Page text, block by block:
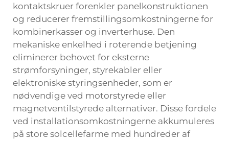
kontaktskruer forenkler panelkonstruktionen
og reducerer fremstillingsomkostningerne for
kombinerkasser og inverterhuse. Den
mekaniske enkelhed i roterende betjening
eliminerer behovet for eksterne
strømforsyninger, styrekabler eller
elektroniske styringsenheder, som er
nødvendige ved motorstyrede eller
magnetventilstyrede alternativer. Disse fordele
ved installationsomkostningerne akkumuleres
på store solcellefarme med hundreder af